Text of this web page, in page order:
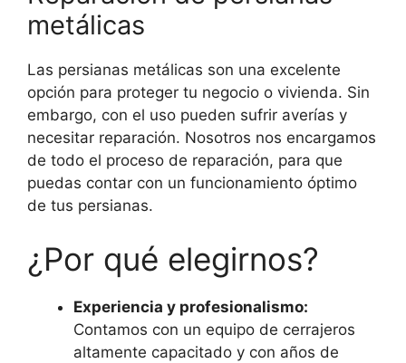
metálicas
Las persianas metálicas son una excelente
opción para proteger tu negocio o vivienda. Sin
embargo, con el uso pueden sufrir averías y
necesitar reparación. Nosotros nos encargamos
de todo el proceso de reparación, para que
puedas contar con un funcionamiento óptimo
de tus persianas.
¿Por qué elegirnos?
Experiencia y profesionalismo:
Contamos con un equipo de cerrajeros
altamente capacitado y con años de